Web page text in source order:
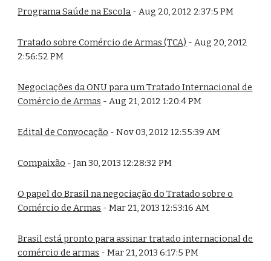
Programa Saúde na Escola- Aug 20, 2012 2:37:5 PM
Tratado sobre Comércio de Armas (TCA) - Aug 20, 2012
2:56:52 PM
Negociações da ONU para um Tratado Internacional de
Comércio de Armas - Aug 21, 2012 1:20:4 PM
Edital de Convocação - Nov 03, 2012 12:55:39 AM
Compaixão - Jan 30, 2013 12:28:32 PM
O papel do Brasil na negociação do Tratado sobre o
Comércio de Armas - Mar 21, 2013 12:53:16 AM
Brasil está pronto para assinar tratado internacional de
comércio de armas - Mar 21, 2013 6:17:5 PM